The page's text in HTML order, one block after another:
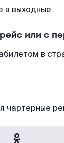
в выходные.
или с
в
чартерные